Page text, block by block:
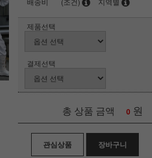
제품선택
결제선택
총 상품 금액 0 원
관심상품 장바구니